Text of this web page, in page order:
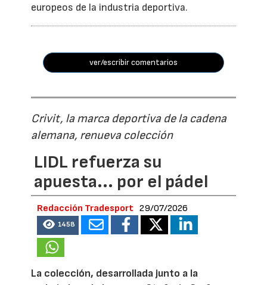
europeos de la industria deportiva.
ver/escribir comentarios
Crivit, la marca deportiva de la cadena
alemana, renueva colección
LIDL refuerza su
apuesta... por el pádel
Redacción Tradesport 29/07/2026
1458
La colección, desarrollada junto a la